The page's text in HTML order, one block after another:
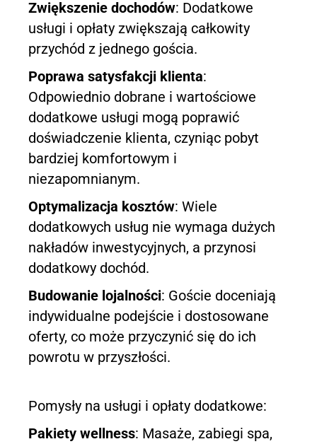
Zwiększenie dochodów: Dodatkowe
usługi i opłaty zwiększają całkowity
przychód z jednego gościa.
Poprawa satysfakcji klienta:
Odpowiednio dobrane i wartościowe
dodatkowe usługi mogą poprawić
doświadczenie klienta, czyniąc pobyt
bardziej komfortowym i
niezapomnianym.
Optymalizacja kosztów: Wiele
dodatkowych usług nie wymaga dużych
nakładów inwestycyjnych, a przynosi
dodatkowy dochód.
Budowanie lojalności: Goście doceniają
indywidualne podejście i dostosowane
oferty, co może przyczynić się do ich
powrotu w przyszłości.
Pomysły na usługi i opłaty dodatkowe:
Pakiety wellness: Masaże, zabiegi spa,